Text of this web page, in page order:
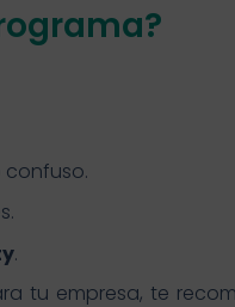
confuso.
.
tu empresa, te